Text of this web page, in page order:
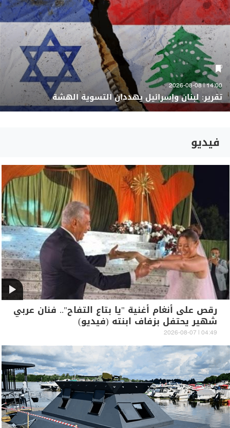
14:00 | 2026-08-08
تقرير: لبنان وإسرائيل يهددان التسوية الهشة
فيديو
رقص على أنغام أغنية "يا بتاع التفاح".. فنان عربي
شهير يحتفل بزفاف ابنته (فيديو)
04:49 | 2026-08-07